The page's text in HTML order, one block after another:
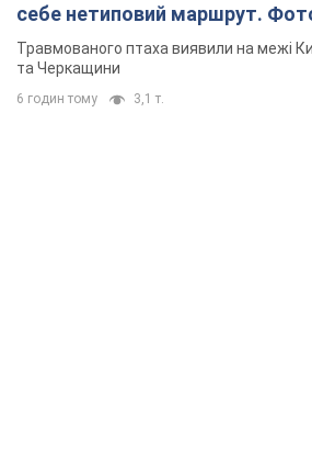
себе нетиповий маршрут.
Травмованого птаха виявили на межі
та Черкащини
6 годин тому 3,1 т.